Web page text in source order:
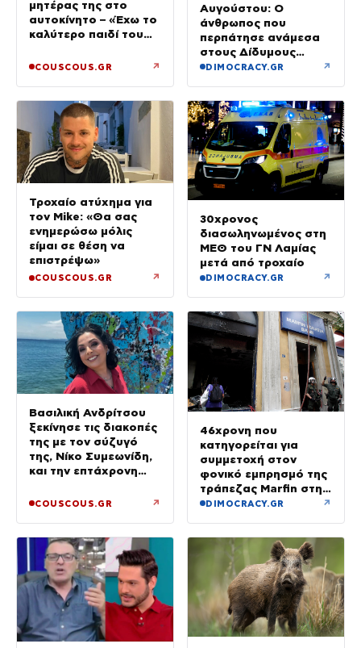
μητέρας της στο
αυτοκίνητο – «Έχω το
καλύτερο παιδί του
COUSCOUS.GR ↗
Αυγούστου: Ο
άνθρωπος που
περπάτησε ανάμεσα
στους Δίδυμους
Πύργους
DIMOCRACY.GR ↗
Τροχαίο ατύχημα για
τον Mike: «Θα σας
ενημερώσω μόλις
είμαι σε θέση να
επιστρέψω»
COUSCOUS.GR ↗
30χρονος
διασωληνωμένος στη
ΜΕΘ του ΓΝ Λαμίας
μετά από τροχαίο
DIMOCRACY.GR ↗
Βασιλική Ανδρίτσου
ξεκίνησε τις διακοπές
της με τον σύζυγό
της, Νίκο Συμεωνίδη,
και την επτάχρονη
COUSCOUS.GR ↗
46χρονη που
κατηγορείται για
συμμετοχή στον
φονικό εμπρησμό της
τράπεζας Marfin στην
Αθήνα
DIMOCRACY.GR ↗